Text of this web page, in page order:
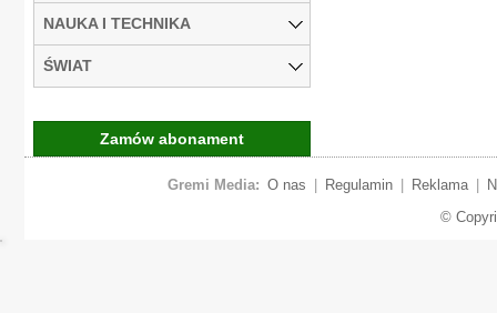
NAUKA I TECHNIKA
ŚWIAT
Zamów abonament
Gremi Media: O nas Regulamin Reklama
©